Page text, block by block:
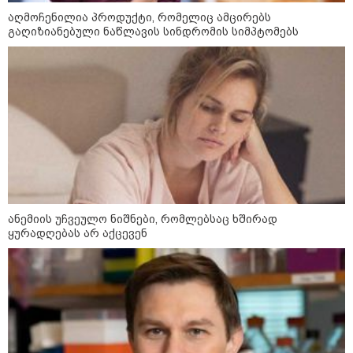
აღმოჩენილია პროდუქტი, რომელიც ამცირებს
გაღიზიანებული ნაწლავის სინდრომის სიმპტომებს
ანემიის უჩვეულო ნიშნები, რომლებსაც ხშირად
ყურადღებას არ აქცევენ